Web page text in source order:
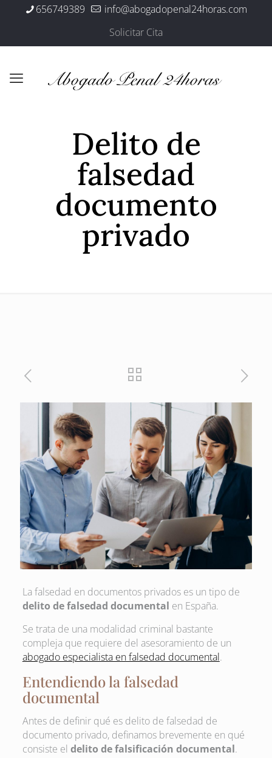
656749389
info@abogadopenal24horas.com
Solicitar Cita
Delito de
falsedad
documento
privado
La falsedad en documentos privados es un tipo de
delito de falsedad documental en España.
Se trata de una modalidad criminal bastante
compleja que requiere del asesoramiento de un
abogado especialista en falsedad documental.
Entendiendo la falsedad
documental
Antes de definir qué es delito de falsedad de
documento privado, definamos brevemente en qué
consiste el delito de falsificación documental.